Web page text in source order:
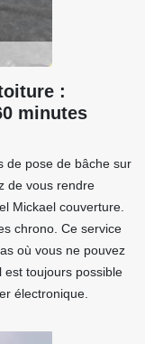
:
minutes
de pose de bâche sur
de vous rendre
Mickael couverture.
chrono. Ce service
où vous ne pouvez
est toujours possible
électronique.